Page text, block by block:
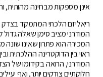
אינן מספקות מבחינה מהותית,
ריאליזם הלכתי המתמקד
המודרני מציב סימן שאלה
המכירה הוא פתרון שאינו שונה
ראוי בין הדוקטרינה ההלכתית
המודרני, הרואה בקידומו של
חלוקתיים צודקים יותר, ואף